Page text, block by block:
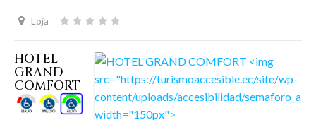
Loja
HOTEL
GRAND
COMFORT